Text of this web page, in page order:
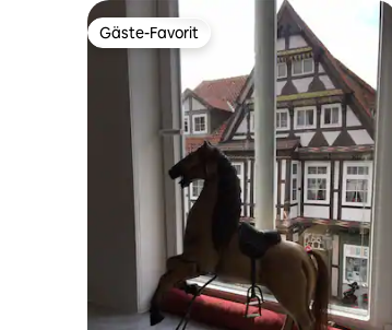
Gäste-Favorit
Gäste-Favorit